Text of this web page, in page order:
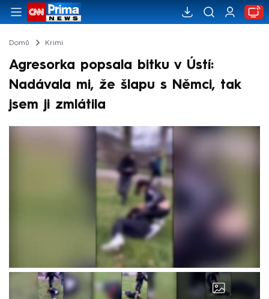
Domů Krimi
Agresorka popsala bitku v Ústí:
Nadávala mi, že šlapu s Němci, tak
jsem ji zmlátila